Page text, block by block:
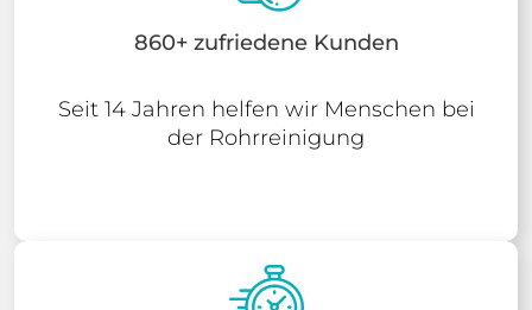
860+ zufriedene Kunden
Seit 14 Jahren helfen wir Menschen bei
der Rohrreinigung